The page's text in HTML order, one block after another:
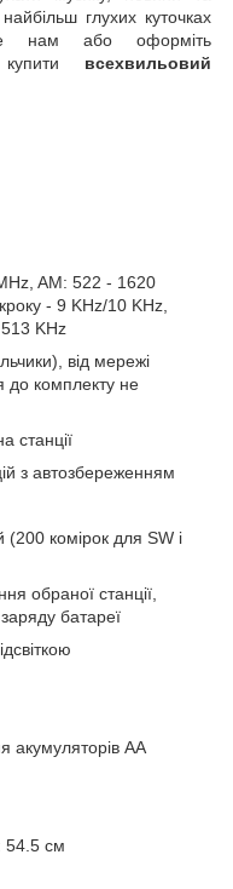
глухих куточках
нам або оформіть
всехвильовий
AM: 522 - 1620
- 9 KHz/10 KHz,
KHz
від мережі
до комплекту не
станції
з автозбереженням
(200 комірок для SW і
обраної станції,
батареї
акумуляторів АА
54.5 см